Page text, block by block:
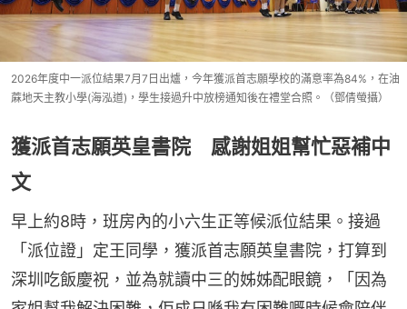
2026年度中一派位結果7月7日出爐，今年獲派首志願學校的滿意率為84%，在油
蔴地天主教小學(海泓道)，學生接過升中放榜通知後在禮堂合照。（鄧倩螢攝）
獲派首志願英皇書院 感謝姐姐幫忙惡補中
文
早上約8時，班房內的小六生正等候派位結果。接過
「派位證」定王同學，獲派首志願英皇書院，打算到
深圳吃飯慶祝，並為就讀中三的姊姊配眼鏡，「因為